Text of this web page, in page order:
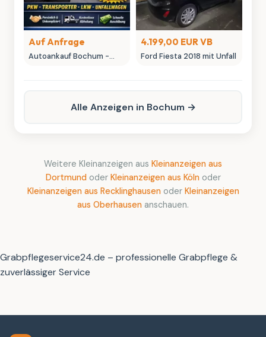
Auf Anfrage
Autoankauf Bochum -
4.199,00 EUR VB
Ford Fiesta 2018 mit Unfall
Alle Anzeigen in Bochum →
Weitere Kleinanzeigen aus Kleinanzeigen aus
Dortmund oder Kleinanzeigen aus Kölnoder
Kleinanzeigen aus Recklinghausenoder Kleinanzeigen
aus Oberhausen anschauen.
Grabpflegeservice24.de – professionelle Grabpflege &
zuverlässiger Service